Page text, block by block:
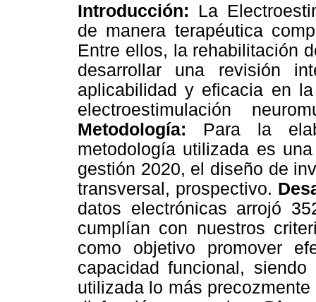
Introducción: La
de manera terapéutica
Entre ellos, la rehabilitación
desarrollar una revisión
aplicabilidad y eficacia en
electroestimulación
Metodología: Para la
metodología utilizada es
gestión 2020, el diseño de
transversal, prospectivo.
datos electrónicas arrojó
cumplían con nuestros
como objetivo promover
capacidad funcional,
utilizada lo más